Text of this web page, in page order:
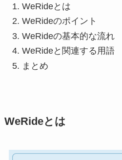
WeRideとは
WeRideのポイント
WeRideの基本的な流れ
WeRideと関連する用語
まとめ
WeRideとは